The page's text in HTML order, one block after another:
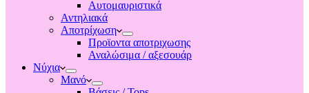
Αυτομαυριστικά
Αντηλιακά
Αποτρίχωση
Προϊοντα αποτριχωσης
Αναλώσιμα / αξεσουάρ
Νύχια
Μανό